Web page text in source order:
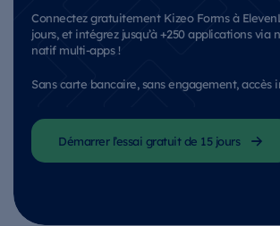
Connectez gratuitement Kizeo Forms à
jours, et intégrez jusqu’à +250 applications via
natif multi-apps !
Sans carte bancaire, sans engagement, accès
Démarrer l’essai gratuit de 15 jours